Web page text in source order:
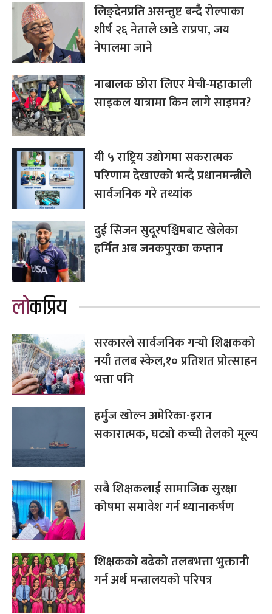
लिङ्देनप्रति असन्तुष्ट बन्दै रोल्पाका
शीर्ष २६ नेताले छाडे राप्रपा, जय
नेपालमा जाने
नाबालक छोरा‍ लिएर मेची-महाकाली
साइकल यात्रामा किन लागे साइमन?
यी ५ राष्ट्रिय उद्योगमा सकरात्मक
परिणाम देखाएको भन्दै प्रधानमन्त्रीले
सार्वजनिक गरे तथ्यांक
दुई सिजन सुदूरपश्चिमबाट खेलेका
हर्मित अब जनकपुरका कप्तान
लोकप्रिय
सरकारले सार्वजनिक गर्‍यो शिक्षकको
नयाँ तलब स्केल,१० प्रतिशत प्रोत्साहन
भत्ता पनि
हर्मुज खोल्न अमेरिका-इरान
सकारात्मक, घट्यो कच्ची तेलको मूल्य
सबै शिक्षकलाई सामाजिक सुरक्षा
कोषमा समावेश गर्न ध्यानाकर्षण
शिक्षकको बढेको तलबभत्ता भुक्तानी
गर्न अर्थ मन्त्रालयको परिपत्र